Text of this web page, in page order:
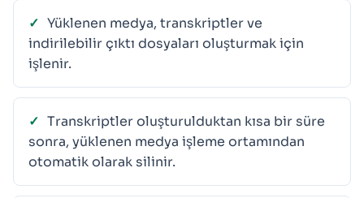
Yüklenen medya, transkriptler ve
indirilebilir çıktı dosyaları oluşturmak için
işlenir.
Transkriptler oluşturulduktan kısa bir süre
sonra, yüklenen medya işleme ortamından
otomatik olarak silinir.